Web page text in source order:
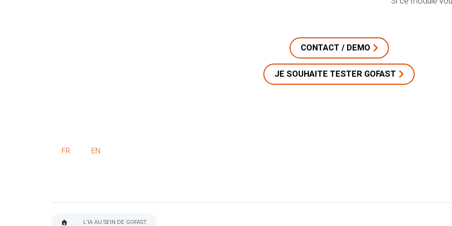
CONTACT / DEMO
JE SOUHAITE TESTER GOFAST
FR EN
L'IA AU SEIN DE GOFAST